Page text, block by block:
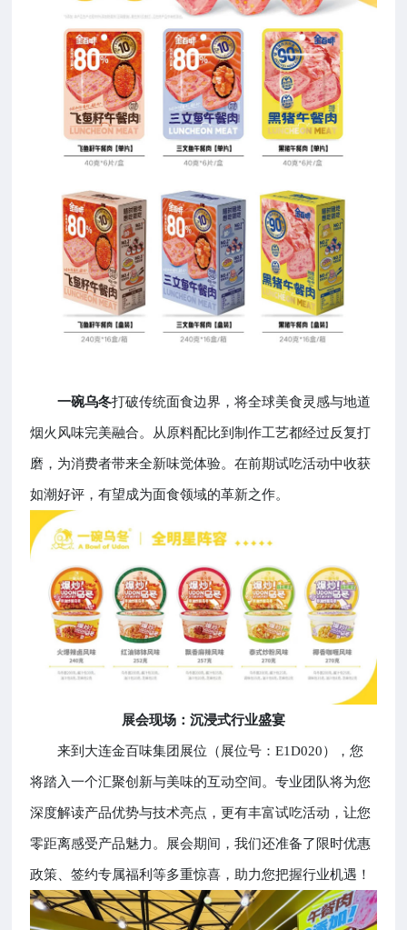
一碗乌冬打破传统面食边界，将全球美食灵感与地道
烟火风味完美融合。从原料配比到制作工艺都经过反复打
磨，为消费者带来全新味觉体验。在前期试吃活动中收获
如潮好评，有望成为面食领域的革新之作。
展会现场：沉浸式行业盛宴
来到大连金百味集团展位（展位号：E1D020），您
将踏入一个汇聚创新与美味的互动空间。专业团队将为您
深度解读产品优势与技术亮点，更有丰富试吃活动，让您
零距离感受产品魅力。展会期间，我们还准备了限时优惠
政策、签约专属福利等多重惊喜，助力您把握行业机遇！